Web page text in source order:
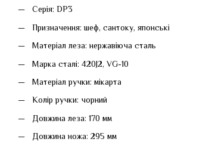
Серія: DP3
Призначення: шеф, сантоку, японські
Матеріал леза: нержавіюча сталь
Марка сталі: 420J2, VG-10
Матеріал ручки: мікарта
Колір ручки: чорний
Довжина леза: 170 мм
Довжина ножа: 295 мм